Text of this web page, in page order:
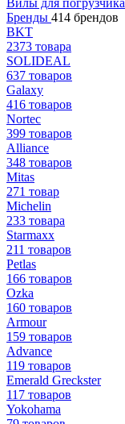
Вилы для погрузчика
Бренды 414 брендов
BKT
2373 товара
SOLIDEAL
637 товаров
Galaxy
416 товаров
Nortec
399 товаров
Alliance
348 товаров
Mitas
271 товар
Michelin
233 товара
Starmaxx
211 товаров
Petlas
166 товаров
Ozka
160 товаров
Armour
159 товаров
Advance
119 товаров
Emerald Greckster
117 товаров
Yokohama